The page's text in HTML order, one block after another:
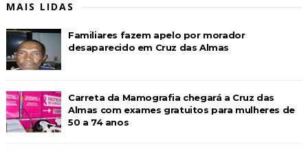
MAIS LIDAS
Familiares fazem apelo por morador
desaparecido em Cruz das Almas
Carreta da Mamografia chegará a Cruz das
Almas com exames gratuitos para mulheres de
50 a 74 anos